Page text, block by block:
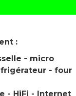
:
- micro
- four
- HiFi - Internet